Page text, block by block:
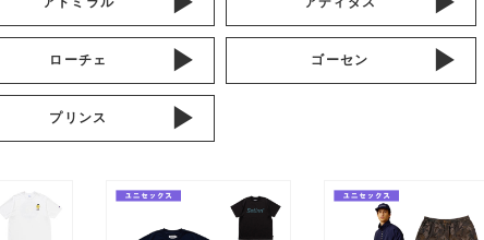
ローチェ ゴーセン
プリンス